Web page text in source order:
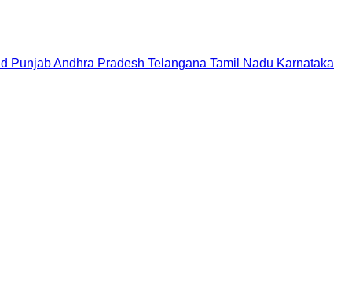
PunjabAndhra Pradesh Telangana Tamil Nadu Karnataka